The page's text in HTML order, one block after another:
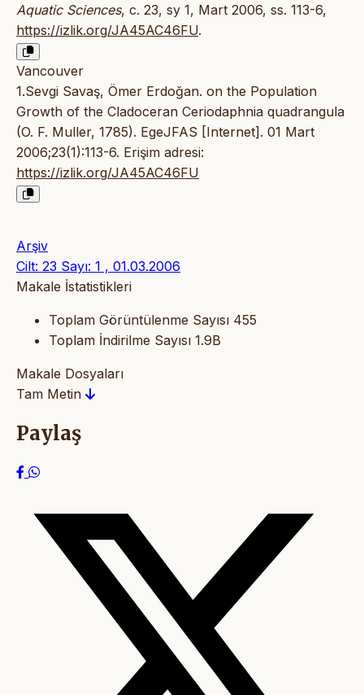
Aquatic Sciences, c. 23, sy 1, Mart 2006, ss. 113-6,
https://izlik.org/JA45AC46FU.
Vancouver
1.Sevgi Savaş, Ömer Erdoğan. on the Population
Growth of the Cladoceran Ceriodaphnia quadrangula
(O. F. Muller, 1785). EgeJFAS [Internet]. 01 Mart
2006;23(1):113-6. Erişim adresi:
https://izlik.org/JA45AC46FU
Arşiv
Cilt: 23 Sayı: 1 , 01.03.2006
Makale İstatistikleri
Toplam Görüntülenme Sayısı 455
Toplam İndirilme Sayısı 1.9B
Makale Dosyaları
Tam Metin
Paylaş